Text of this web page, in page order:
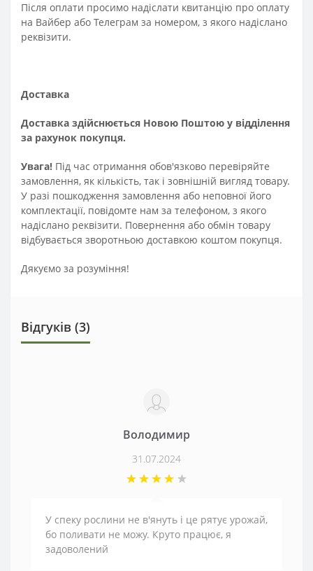
Після оплати просимо надіслати квитанцію про оплату
на Вайбер або Телеграм за номером, з якого надіслано
реквізити.
Доставка
Доставка здійснюється Новою Поштою у відділення
за рахунок покупця.
Увага! Під час отримання обов'язково перевіряйте
замовлення, як кількість, так і зовнішній вигляд товару.
У разі пошкодження замовлення або неповної його
комплектації, повідомте нам за телефоном, з якого
надіслано реквізити. Повернення або обмін товару
відбувається зворотньою доставкою коштом покупця.
Дякуємо за розуміння!
Відгуків (3)
Володимир
31.07.2024
У спеку рослини не в'януть і це рятує урожай,
бо поливати не можу. Круто працює, я
задоволений